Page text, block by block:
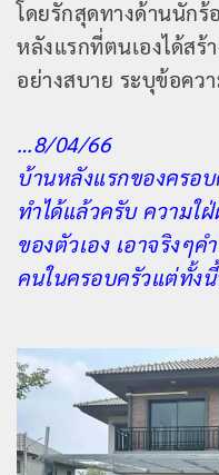
โดยรักสุดทางด้านนัก
หลังแรกที่ตนเองได้สร้
อย่างสบาย ระบุข้อควา
…8/04/66
บ้านหลังแรกของครอ
ทำได้แล้วครับ ความใ
ของตัวเอง เอาจริงๆ
คนในครอบครัวแต่ทั้ง